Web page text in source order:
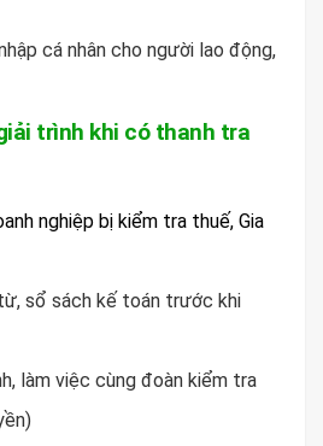
cá nhân cho người lao động,
trình khi có thanh tra
nghiệp bị kiểm tra thuế, Gia
sổ sách kế toán trước khi
làm việc cùng đoàn kiểm tra